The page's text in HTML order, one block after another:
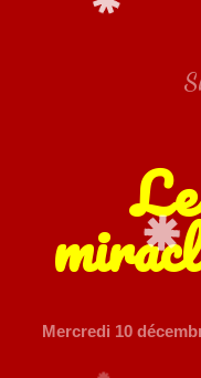
Mercredi 10